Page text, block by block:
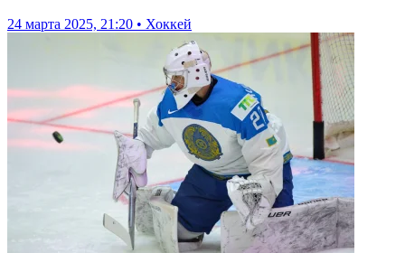
24 марта 2025, 21:20 • Хоккей